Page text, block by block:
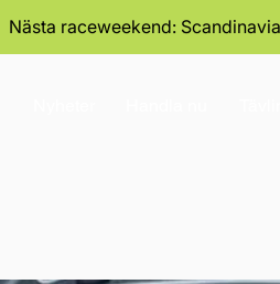
Nästa raceweekend: